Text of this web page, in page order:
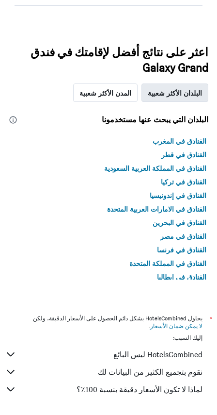
اعثر على نتائج أفضل لإقامتك في فندق
Galaxy Grand
البلدان الأكثر شعبية المدن الأكثر شعبية
البلدان التي يبحث عنها مستخدمونا
الفنادق في المغرب
الفنادق في قطر
الفنادق في المملكة العربية السعودية
الفنادق في تركيا
الفنادق في إندونيسيا
الفنادق في الامارات العربية المتحدة
الفنادق في البحرين
الفنادق في مصر
الفنادق في فرنسا
الفنادق في المملكة المتحدة
الفنادق في إيطاليا
*
يحاول HotelsCombined بشكل دائم الحصول على الأسعار الدقيقة، ولكن
لا يمكن ضمان الأسعار .
إليك السبب:
HotelsCombined ليس البائع
نقوم بتجميع الكثير من البيانات لك
لماذا لا تكون الأسعار دقيقة بنسبة 100٪؟